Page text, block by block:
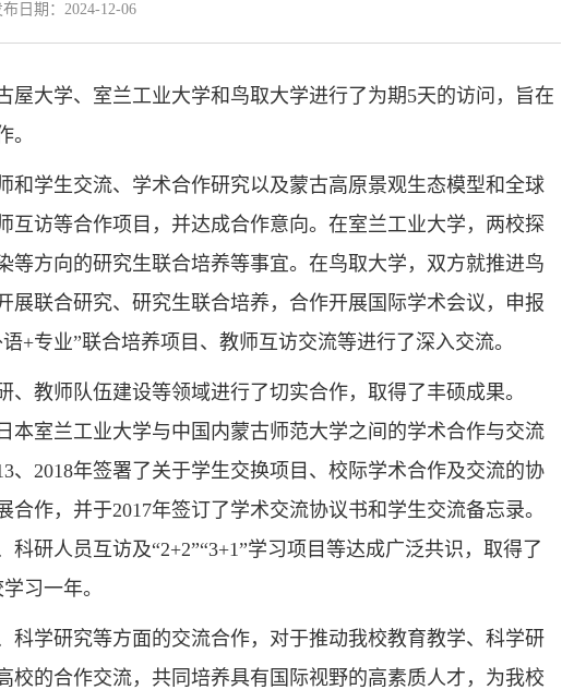
布日期：2024-12-06
大学、室兰工业大学和鸟取大学进行了为期5天的访问，旨在
学生交流、学术合作研究以及蒙古高原景观生态模型和全球
访等合作项目，并达成合作意向。在室兰工业大学，两校探
方向的研究生联合培养等事宜。在鸟取大学，双方就推进鸟
联合研究、研究生联合培养，合作开展国际学术会议，申报
+专业”联合培养项目、教师互访交流等进行了深入交流。
教师队伍建设等领域进行了切实合作，取得了丰硕成果。
室兰工业大学与中国内蒙古师范大学之间的学术合作与交流
2018年签署了关于学生交换项目、校际学术合作及交流的协
作，并于2017年签订了学术交流协议书和学生交流备忘录。
研人员互访及“2+2”“3+1”学习项目等达成广泛共识，取得了
习一年。
学研究等方面的交流合作，对于推动我校教育教学、科学研
的合作交流，共同培养具有国际视野的高素质人才，为我校